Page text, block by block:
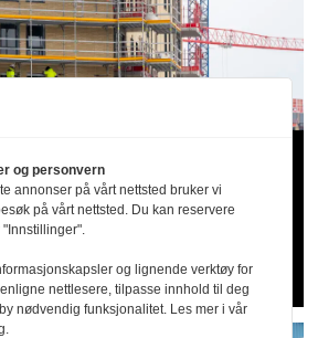
fall­
siden april: –
for høye tall
og personvern
annonser på vårt nettsted bruker vi
på vårt nettsted. Du kan reservere
og lignende verktøy for
nettlesere, tilpasse innhold til deg
nødvendig funksjonalitet. Les mer i vår